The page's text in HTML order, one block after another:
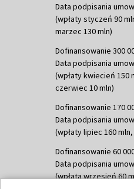
Data podpisania
(wpłaty styczeń 90
marzec 130 mln)
Dofinansowanie 300
Data podpisania
(wpłaty kwiecień 150
czerwiec 10 mln)
Dofinansowanie 170
Data podpisania
(wpłaty lipiec 160
Dofinansowanie 60
Data podpisania
(wpłata wrzesień 60